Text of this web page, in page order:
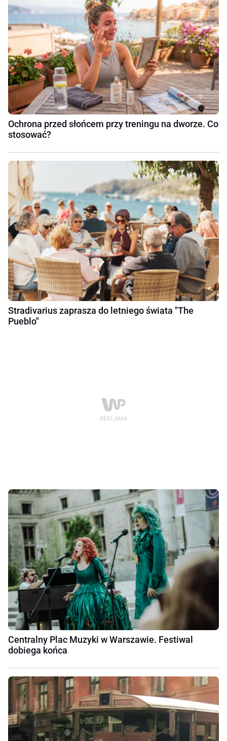
Ochrona przed słońcem przy treningu na dworze. Co
stosować?
Stradivarius zaprasza do letniego świata "The
Pueblo"
Centralny Plac Muzyki w Warszawie. Festiwal
dobiega końca